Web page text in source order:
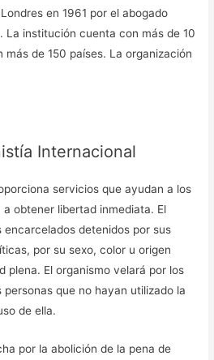
en 1961 por el abogado
La institución cuenta con más de 10
más de 150 países. La organización
Internacional
servicios que ayudan a los
obtener libertad inmediata. El
encarcelados detenidos por sus
por su sexo, color u origen
plena. El organismo velará por los
que no hayan utilizado la
de ella.
por la abolición de la pena de